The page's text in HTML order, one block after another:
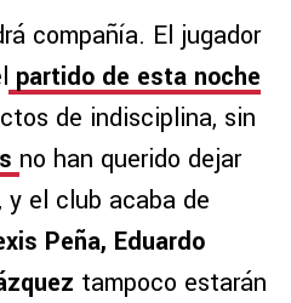
compañía. El jugador
partido de esta noche
de indisciplina, sin
no han querido dejar
y el club acaba de
Peña, Eduardo
tampoco estarán